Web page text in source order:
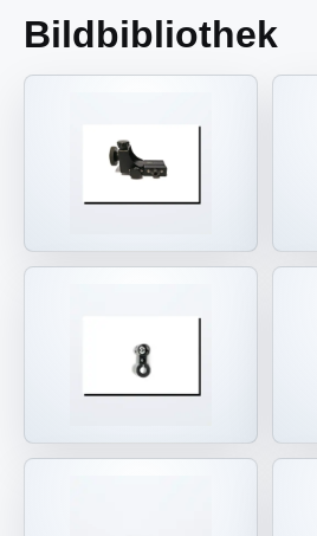
Bildbibliothek